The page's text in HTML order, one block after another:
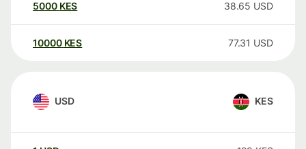
5000 KES 38.65 USD
10000 KES 77.31 USD
USD KES